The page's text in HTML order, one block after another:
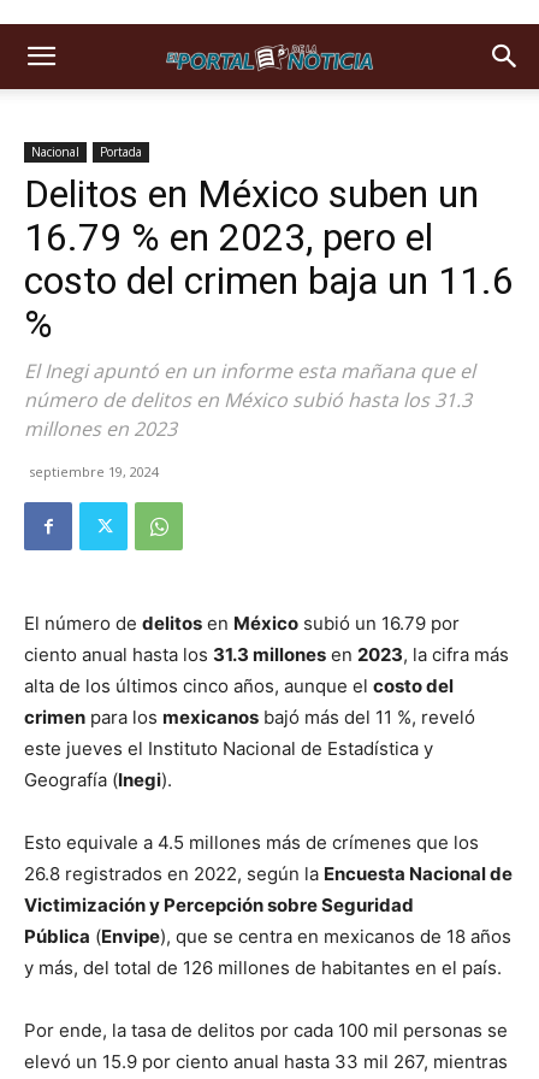
Nacional Portada
Delitos en México suben un
16.79 % en 2023, pero el
costo del crimen baja un 11.6
%
El Inegi apuntó en un informe esta mañana que el
número de delitos en México subió hasta los 31.3
millones en 2023
septiembre 19, 2024
El número de delitos en México subió un 16.79 por
ciento anual hasta los 31.3 millones en 2023, la cifra más
alta de los últimos cinco años, aunque el costo del
crimen para los mexicanos bajó más del 11 %, reveló
este jueves el Instituto Nacional de Estadística y
Geografía (Inegi).
Esto equivale a 4.5 millones más de crímenes que los
26.8 registrados en 2022, según la Encuesta Nacional de
Victimización y Percepción sobre Seguridad
Pública (Envipe), que se centra en mexicanos de 18 años
y más, del total de 126 millones de habitantes en el país.
Por ende, la tasa de delitos por cada 100 mil personas se
elevó un 15.9 por ciento anual hasta 33 mil 267, mientras